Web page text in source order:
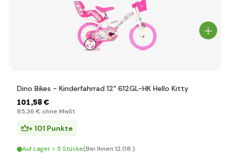
Dino Bikes - Kinderfahrrad 12" 612GL-HK Hello Kitty
101,58 €
85,36 € ohne MwSt
+ 101 Punkte
Auf Lager > 5 Stücke(Bei Ihnen 12.08.)